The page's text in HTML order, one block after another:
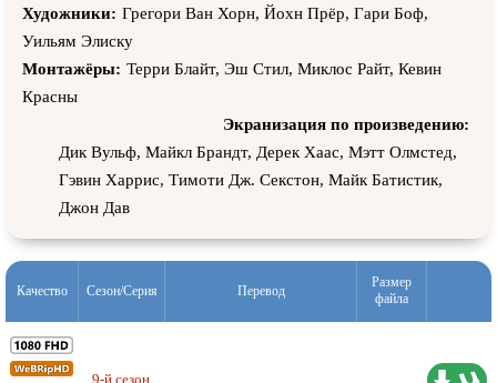
Шарлотта Брандстром, Харизма Карпентер, Гидеон Эмери,
Уил Трэвэл, Джон Полсон, Ричард Томас, Йайа ДаКоста,
Робин Вайгерт, Филип Уинчестер, Стив Харрис, Ник Гомез,
Джозеф Джулиан Сория, С. Ипейта Меркерсон, Пол
Адельштейн, Стив Шилл, Джозеф Сикора, Кевин Сайзмор,
Билли Уэрт, Джесси Гарсиа, Пол Шульц, Джон Пэнкоу,
Джеймс МакДэниэл, Тейлор Джон Смит, Эрик Ла Салль,
Майкл Гроссман, Бренда Стронг, Жан Де Сегонзак, Дэвид
Блэйн, Дональд Питри, Аманда Ригетти, Кристиан Столте,
Эрик Ланёвилль, Майкл Дрэйер, Рикардо Чавира, Лобо
Себастьян, Брайан Боланд, Стивен Р. МакКуин, Спенсер
Грэммер, Мелисса Сейджмиллер, Брент Секстон, Майкл
Художники: Грегори Ван Хорн, Йохн Прёр, Гари Боф,
Уильям Элиску
Монтажёры: Терри Блайт, Эш Стил, Миклос Райт, Кевин
Красны
Экранизация по произведению:
Дик Вульф, Майкл Брандт, Дерек Хаас, Мэтт Олмстед,
Гэвин Харрис, Тимоти Дж. Секстон, Майк Батистик,
Джон Дав
Качество Сезон/Серия Перевод
Размер
файла
9-й сезон